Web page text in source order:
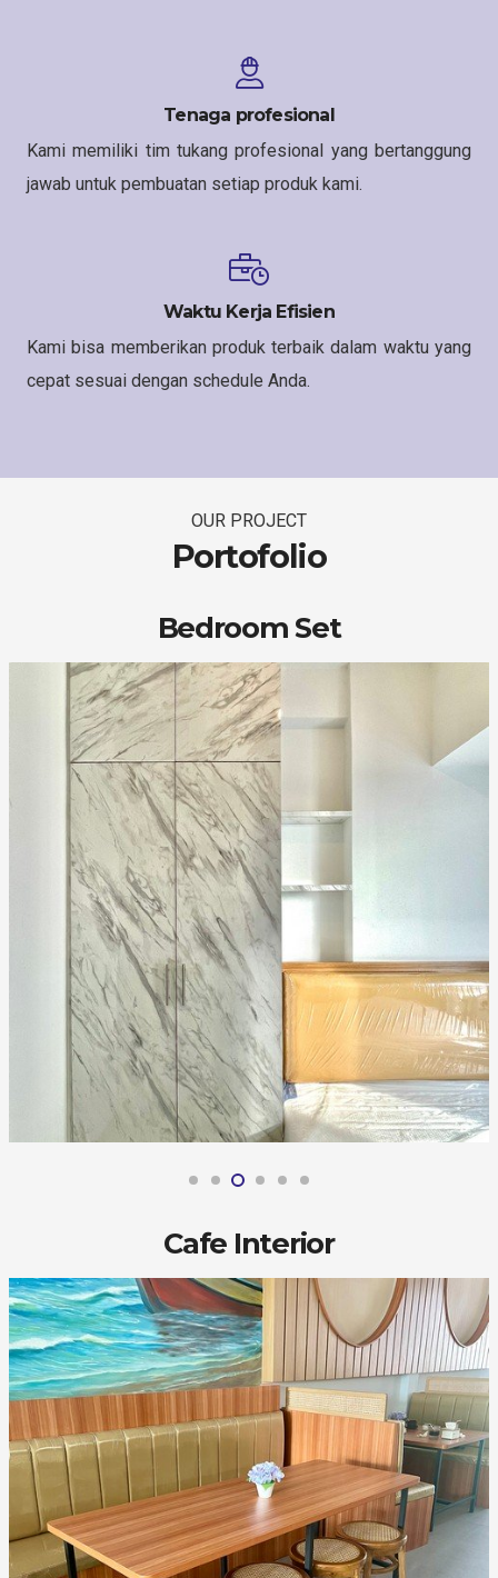
Tenaga profesional
Kami memiliki tim tukang profesional yang bertanggung
jawab untuk pembuatan setiap produk kami.
Waktu Kerja Efisien
Kami bisa memberikan produk terbaik dalam waktu yang
cepat sesuai dengan schedule Anda.
OUR PROJECT
Portofolio
Bedroom Set
Cafe Interior